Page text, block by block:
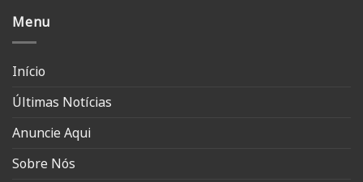
Menu
Início
Últimas Notícias
Anuncie Aqui
Sobre Nós